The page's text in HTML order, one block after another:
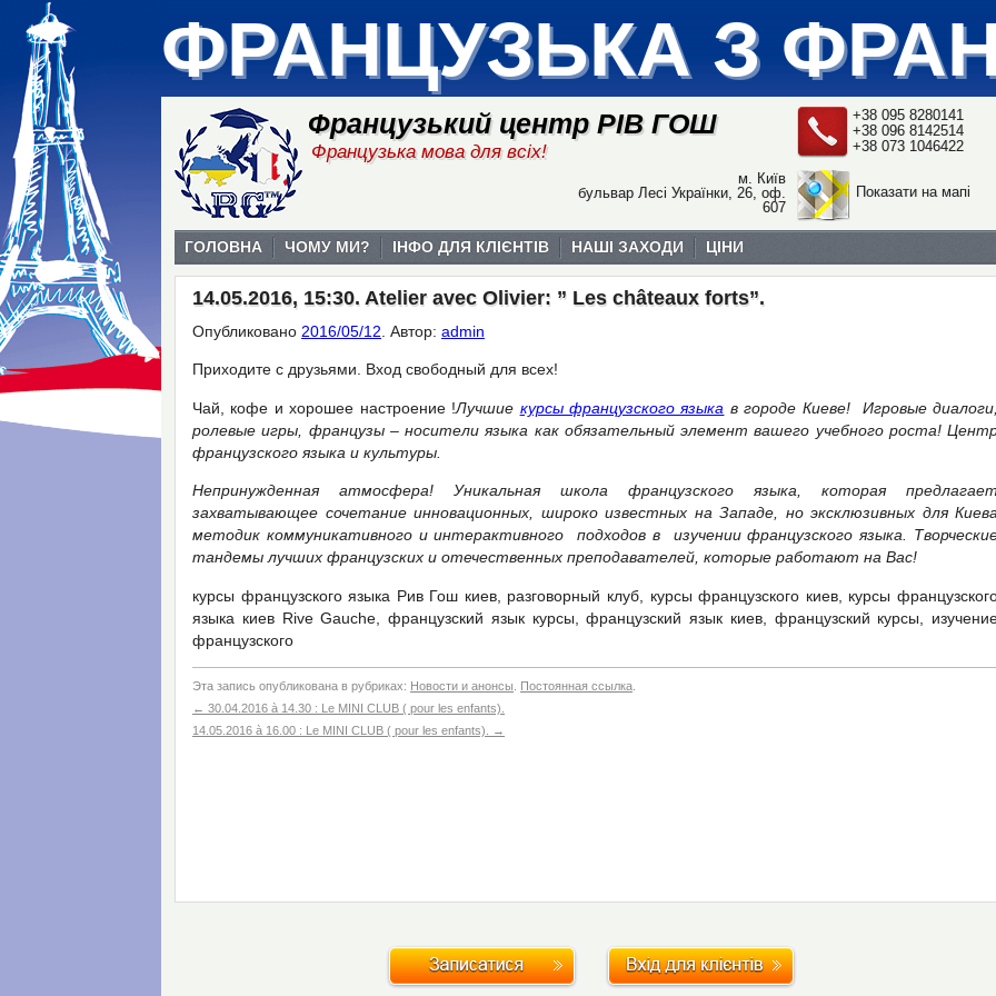
ФРАНЦУЗЬКА З
Французький центр РІВ ГОШ
Французька мова для всіх!
+38 095 8280141
+38 096 8142514
+38 073 1046422
Показати на мапі
м. Київ
бульвар Лесі Українки, 26, оф.
607
ГОЛОВНА ЧОМУ МИ? ІНФО ДЛЯ КЛІЄНТІВ НАШІ ЗАХОДИ ЦІНИ
14.05.2016, 15:30. Atelier avec Olivier: ” Les châteaux forts”.
Опубликовано 2016/05/12 Автор: admin
Приходите с друзьями. Вход свободный для всех!
Чай, кофе и хорошее настроение !Лучшие курсы французского языка в городе Киеве! Игровые диалоги,
ролевые игры, французы – носители языка как обязательный элемент вашего учебного роста!
французского языка и культуры.
Непринужденная атмосфера! Уникальная школа французского языка, которая предлагает
захватывающее сочетание инновационных, широко известных на Западе, но эксклюзивных для Киева
методик коммуникативного и интерактивного подходов в изучении французского языка.
тандемы лучших французских и отечественных преподавателей, которые работают на Вас!
курсы французского языка Рив Гош киев, разговорный клуб, курсы французского киев, курсы
языка киев Rive Gauche, французский язык курсы, французский язык киев, французский курсы,
французского
Эта запись опубликована в рубриках: Новости и анонсы Постоянная ссылка
← 30.04.2016 à 14.30 : Le MINI CLUB ( pour les enfants).
14.05.2016 à 16.00 : Le MINI CLUB ( pour les enfants).
→